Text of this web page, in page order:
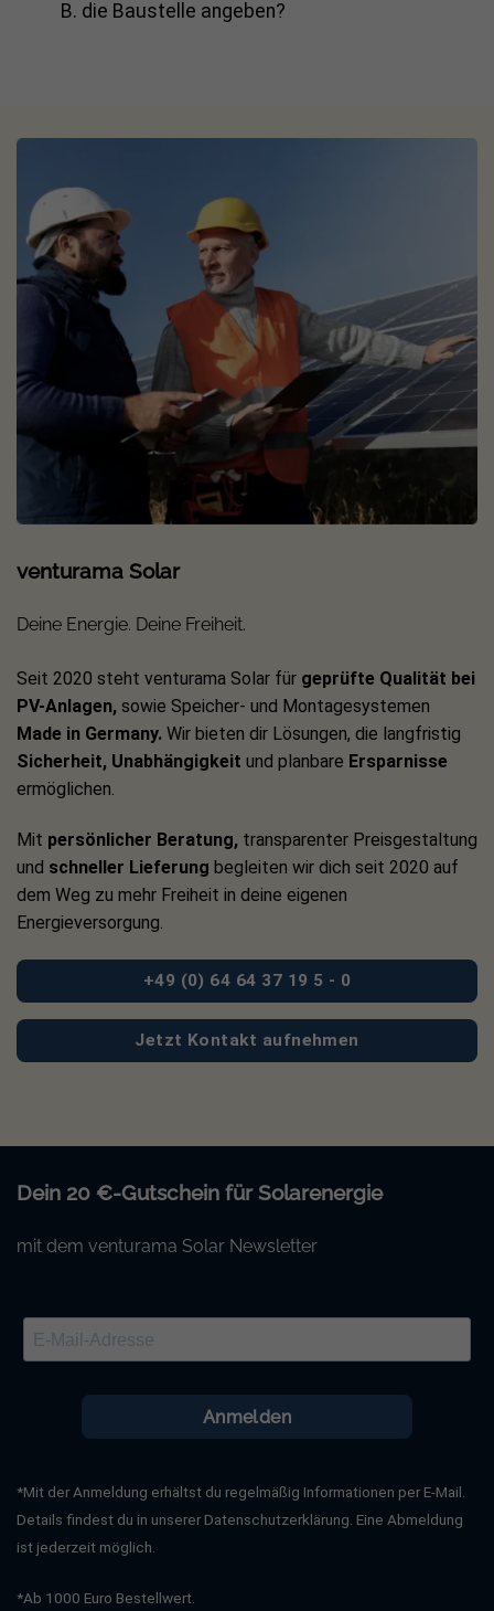
B. die Baustelle angeben?
venturama Solar
Deine Energie. Deine Freiheit.
Seit 2020 steht venturama Solar für geprüfte Qualität bei
PV-Anlagen, sowie Speicher- und Montagesystemen
Made in Germany. Wir bieten dir Lösungen, die langfristig
Sicherheit, Unabhängigkeit und planbare Ersparnisse
ermöglichen.
Mit persönlicher Beratung, transparenter Preisgestaltung
und schneller Lieferung begleiten wir dich seit 2020 auf
dem Weg zu mehr Freiheit in deine eigenen
Energieversorgung.
+49 (0) 64 64 37 19 5 - 0
Jetzt Kontakt aufnehmen
Dein 20 €-Gutschein für Solarenergie
mit dem venturama Solar Newsletter
Anmelden
*Mit der Anmeldung erhältst du regelmäßig Informationen per E-Mail.
Details findest du in unserer Datenschutzerklärung. Eine Abmeldung
ist jederzeit möglich.
*Ab 1000 Euro Bestellwert.